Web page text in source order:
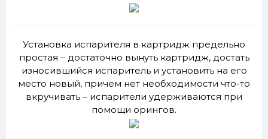
Установка испарителя в картридж предельно
простая – достаточно вынуть картридж, достать
износившийся испаритель и установить на его
место новый, причем нет необходимости что-то
вкручивать – испарители удерживаются при
помощи орингов.